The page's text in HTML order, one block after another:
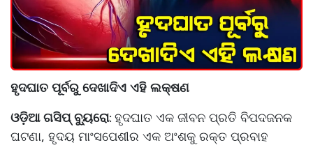
ହୃଦଘାତ ପୂର୍ବରୁ ଦେଖାଦିଏ ଏହି ଲକ୍ଷଣ
ଓଡ଼ିଆ ଗସିପ୍ ବ୍ୟୁରୋ: ହୃଦଘାତ ଏକ ଜୀବନ ପ୍ରତି ବିପଦଜନକ
ଘଟଣା, ହୃଦୟ ମାଂସପେଶୀର ଏକ ଅଂଶକୁ ରକ୍ତ ପ୍ରବାହ